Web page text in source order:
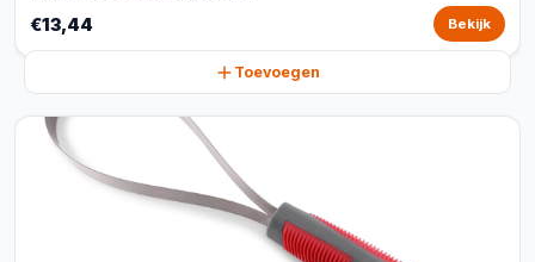
€13,44 Bekijk
Toevoegen